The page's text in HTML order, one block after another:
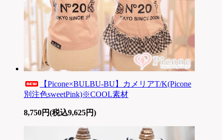
【Picone×BULBU-BU】カメリアT/K(Picone
別注色sweetPink)※COOL素材
8,750円(税込9,625円)